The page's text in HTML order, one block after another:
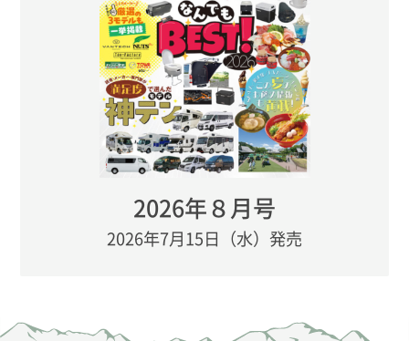
2026年８月号
2026年7月15日（水）発売